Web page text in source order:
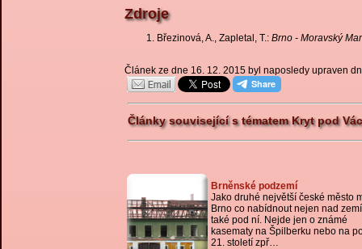
Zdroje
Březinová, A., Zapletal, T.: Brno - Moravský
Článek ze dne 16. 12. 2015 byl naposledy upraven
Články související s tématem Kryt pod
Brněnské podzemí
Jako druhé největší české město
Brno co nabídnout nejen nad
také pod ní. Nejde jen o známé
kasematy na Špilberku nebo na
21. století zpř…